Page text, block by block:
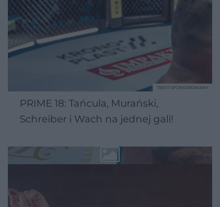
PRIME 18: Tańcula, Murański,
Schreiber i Wach na jednej gali!
TEKST SPONSOROWANY